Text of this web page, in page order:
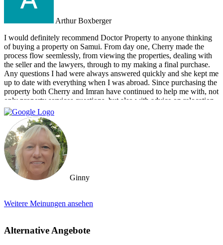
Arthur Boxberger
I would definitely recommend Doctor Property to anyone thinking
of buying a property on Samui. From day one, Cherry made the
process flow seemlessly, from viewing the properties, dealing with
the seller and the lawyers, through to my making a final purchase.
Any questions I had were always answered quickly and she kept me
up to date with everything when I was abroad. Since purchasing the
property both Cherry and Imran have continued to help me with, not
only property services questions, but also with advice on relocation
information. You always feel welcome and they'll always make time
for you.
Ginny
Weitere Meinungen ansehen
Alternative Angebote